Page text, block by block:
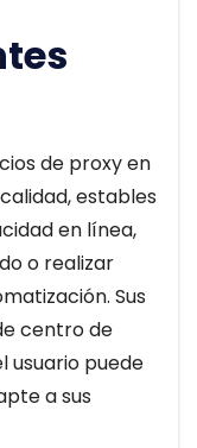
de proxy en
estables
en línea,
o realizar
Sus
centro de
usuario puede
a sus